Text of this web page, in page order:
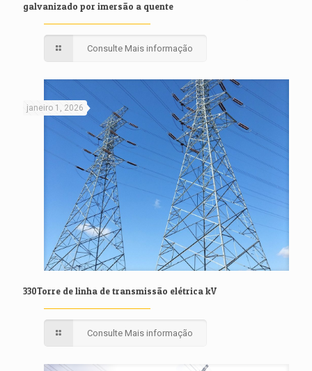
galvanizado por imersão a quente
Consulte Mais informação
janeiro 1, 2026
330Torre de linha de transmissão elétrica kV
Consulte Mais informação